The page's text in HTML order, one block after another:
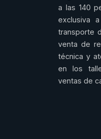
a las 140
exclusiva
transporte
venta de
técnica y
en los
ventas de